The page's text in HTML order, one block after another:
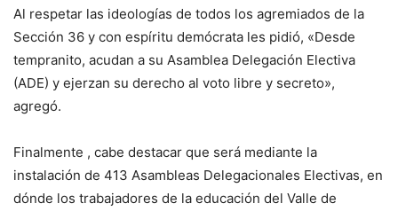
Al respetar las ideologías de todos los agremiados de la
Sección 36 y con espíritu demócrata les pidió, «Desde
tempranito, acudan a su Asamblea Delegación Electiva
(ADE) y ejerzan su derecho al voto libre y secreto»,
agregó.
Finalmente , cabe destacar que será mediante la
instalación de 413 Asambleas Delegacionales Electivas, en
dónde los trabajadores de la educación del Valle de